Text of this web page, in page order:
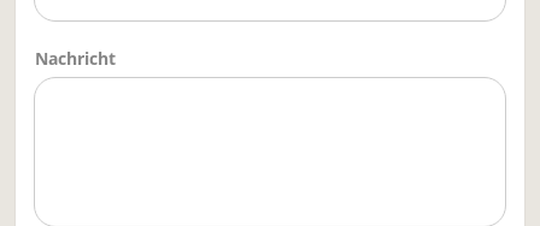
Nachricht